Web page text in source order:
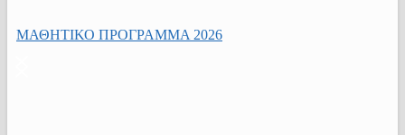
ΜΑΘΗΤΙΚΟ ΠΡΟΓΡΑΜΜΑ 2026